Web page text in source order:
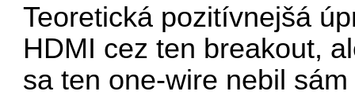
Teoretická pozitívnejšá
HDMI cez ten breakout,
sa ten one-wire nebil